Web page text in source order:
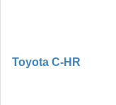
Toyota C-HR